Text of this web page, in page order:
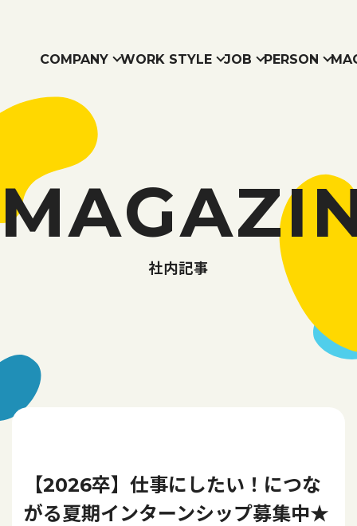
COMPANY
COMPANY
WORK STYLE
WORK STYLE
JOB PERSON
PERSON
MAGAZINE
RECRUIT
社内記事
【2026卒】仕事にしたい！につな
がる夏期インターンシップ募集中★